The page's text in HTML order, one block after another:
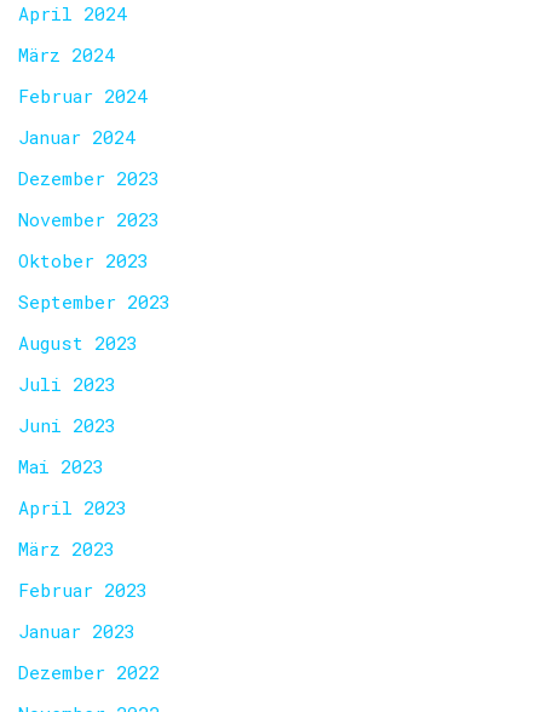
April 2024
März 2024
Februar 2024
Januar 2024
Dezember 2023
November 2023
Oktober 2023
September 2023
August 2023
Juli 2023
Juni 2023
Mai 2023
April 2023
März 2023
Februar 2023
Januar 2023
Dezember 2022